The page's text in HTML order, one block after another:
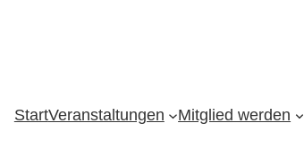
StartVeranstaltungen Mitglied werden